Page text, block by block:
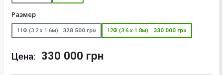
Размер
11Ф (3.2 х 1.6м) 328 500 грн 12Ф (3.6 х 1.8м) 330 000 грн
Цена: 330 000 грн